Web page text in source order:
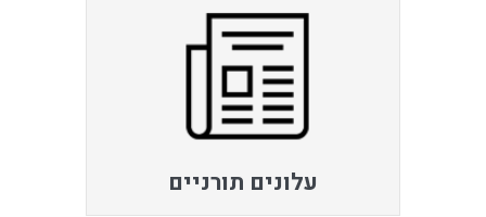
עלונים תורניים